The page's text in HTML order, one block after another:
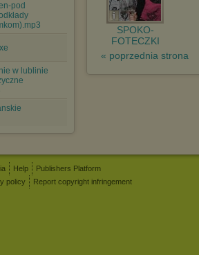
pod
w lublinie
SPOKO-
FOTECZKI
« poprzednia strona
Help
Publishers Platform
policy Report copyright infringement